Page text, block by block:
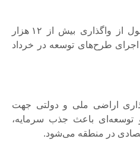
🔹مدیر جهاد کشاورزی دزفول از واگذاری بیش از ۱۲ هزار
طرح‌های توسعه در خرداد
اراضی ملی و دولتی جهت
باعث جذب سرمایه،
در منطقه می‌شود.